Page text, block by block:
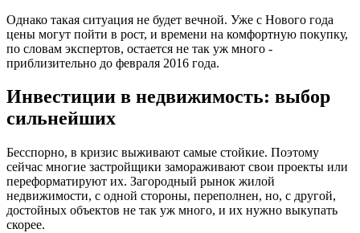
Однако такая ситуация не будет вечной. Уже с Нового года
цены могут пойти в рост, и времени на комфортную покупку,
по словам экспертов, остается не так уж много -
приблизительно до февраля 2016 года.
Инвестиции в недвижимость: выбор
сильнейших
Бесспорно, в кризис выживают самые стойкие. Поэтому
сейчас многие застройщики замораживают свои проекты или
переформатируют их. Загородный рынок жилой
недвижимости, с одной стороны, переполнен, но, с другой,
достойных объектов не так уж много, и их нужно выкупать
скорее.